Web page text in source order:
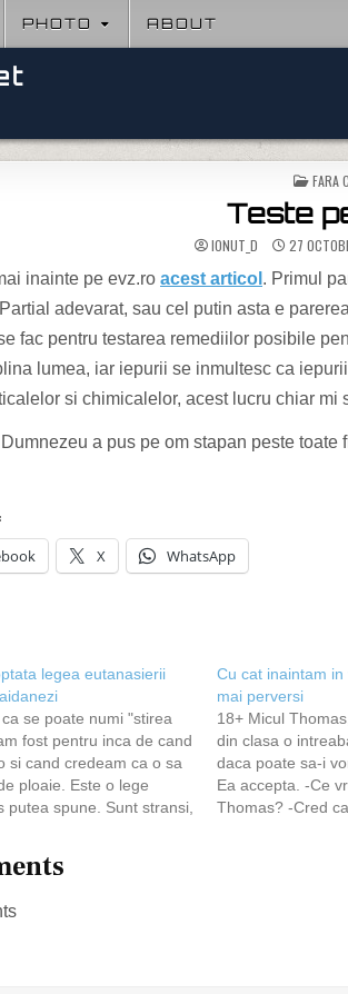
PHOTO ABOUT
FARA
Teste
IONUT_D 27
inainte pe evz.ro acest articol . Primul
adevarat, sau cel putin asta e
fac pentru testarea remediilor posibile
lumea, iar iepurii se inmultesc ca
si chimicalelor, acest lucru chiar mi
a pus pe om stapan peste toate
X WhatsApp
legea eutanasierii
se poate numi "stirea
fost pentru inca de cand
si cand credeam ca o sa
ploaie. Este o lege
putea spune. Sunt stransi,
Cu cat inaintam
mai perversi
18+ Micul
din clasa o
daca poate sa-i
Ea accepta. -Ce
Thomas? -Cred